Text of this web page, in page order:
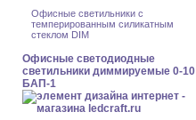
Офисные светильники с
темперированным силикатным
стеклом DIM
Офисные светодиодные
светильники диммируемые 0-10
БАП-1